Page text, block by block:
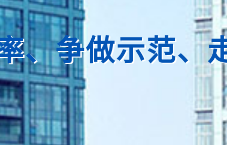
、争做示范、